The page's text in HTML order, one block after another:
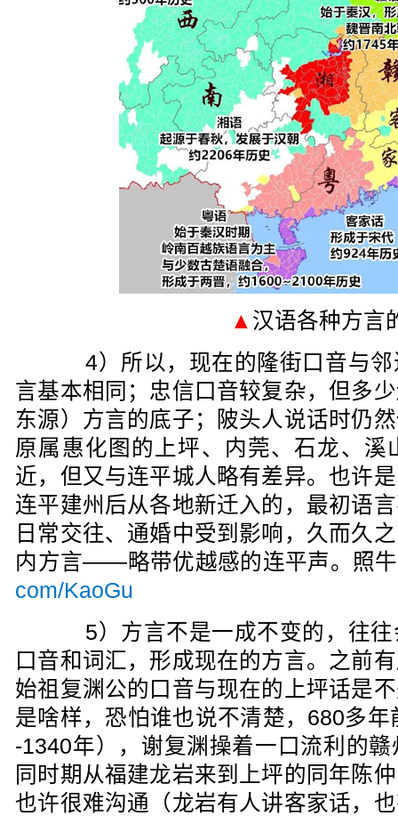
▲ 汉语各种方言
4）所以，现在的隆街口音与邻
言基本相同；忠信口音较复杂，但多
东源）方言的底子；陂头人说话时仍
原属惠化图的上坪、内莞、石龙、溪
近，但又与连平城人略有差异。也许
连平建州后从各地新迁入的，最初语
日常交往、通婚中受到影响，久而久
内方言——略带优越感的连平声。照
com/KaoGu
5）方言不是一成不变的，往往
口音和词汇，形成现在的方言。之前
始祖复渊公的口音与现在的上坪话是
是啥样，恐怕谁也说不清楚，680多
-1340年），谢复渊操着一口流利的
同时期从福建龙岩来到上坪的同年陈
也许很难沟通（龙岩有人讲客家话，